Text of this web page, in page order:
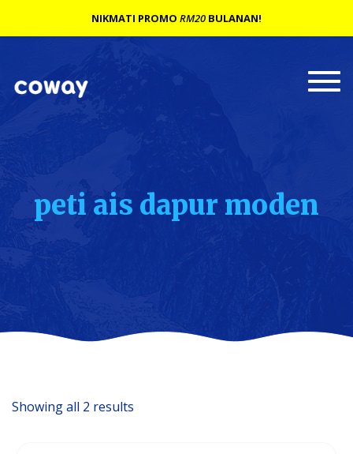
peti ais dapur moden
Showing all 2 results
NIKMATI PROMO RM20 BULANAN!